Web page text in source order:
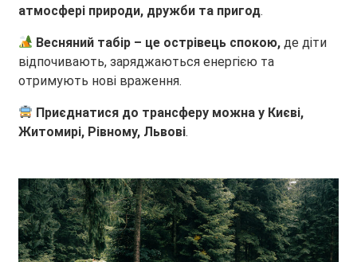
атмосфері природи, дружби та пригод.
Весняний табір – це острівець спокою,де діти
відпочивають, заряджаються енергією та
отримують нові враження.
Приєднатися до трансферу можна у Києві,
Житомирі, Рівному, Львові.